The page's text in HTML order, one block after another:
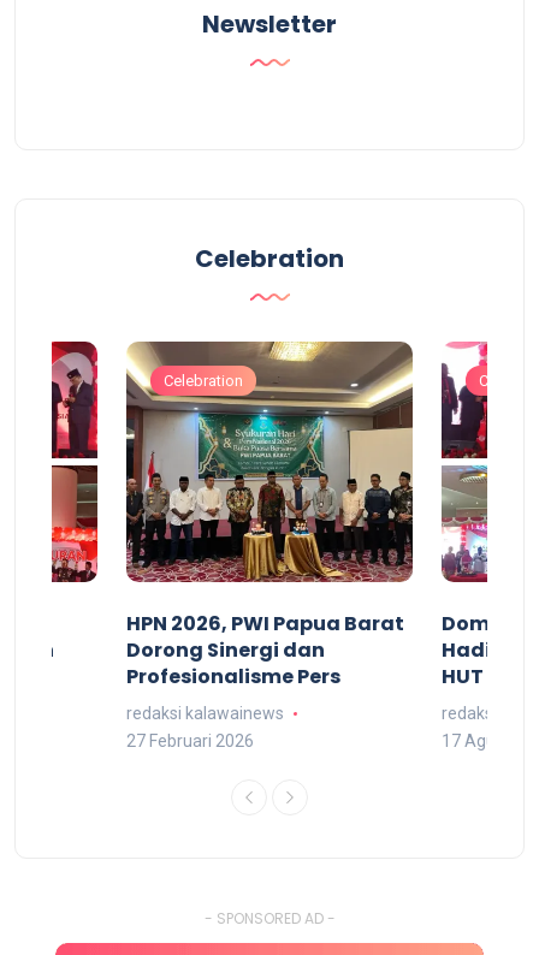
Newsletter
Celebration
Celebration
HPN 2026, PWI Papua Barat
Dorong Sinergi dan
Profesionalisme Pers
redaksi kalawainews
27 Februari 2026
Hadiri
HUT RI
redaksi
17 Agustus
- SPONSORED AD -